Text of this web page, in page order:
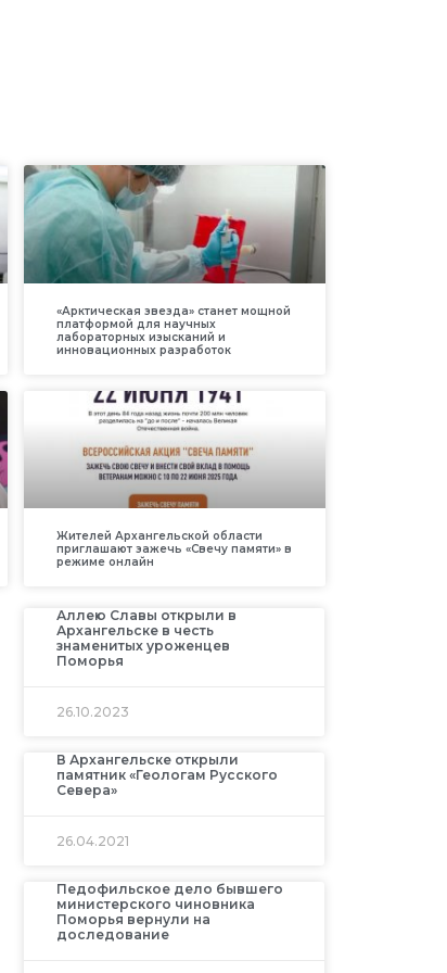
«Арктическая звезда» станет мощной
платформой для научных
лабораторных изысканий и
инновационных разработок
Жителей Архангельской области
приглашают зажечь «Свечу памяти» в
режиме онлайн
Аллею Славы открыли в
Архангельске в честь
знаменитых уроженцев
Поморья
26.10.2023
В Архангельске открыли
памятник «Геологам Русского
Севера»
26.04.2021
Педофильское дело бывшего
министерского чиновника
Поморья вернули на
доследование